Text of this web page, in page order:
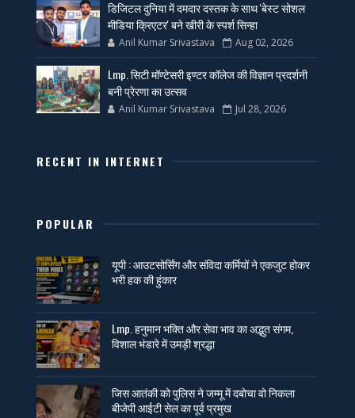
डिजिटल दुनिया में दमदार दस्तक के साथ 'बेस्ट सोशल
मीडिया क्रिएटर' बने खीरी के स्पर्श सिन्हा
Anil Kumar Srivastava Aug 02, 2026
Lmp. सिटी मॉण्टेसरी इण्टर कॉलेज की विज्ञान प्रदर्शनी
बनी प्रेरणा का उत्सव
Anil Kumar Srivastava Jul 28, 2026
RECENT IN INTERNET
POPULAR
यूपी : आउटसोर्सिंग और संविदा कर्मियों ने एकजुट होकर
भरी हक की हुंकार
Lmp. हनुमान भक्ति और सेवा भाव का अद्भुत संगम,
विशाल भंडारे में उमड़ी श्रद्धा
जिस आतंकी को पुलिस ने जम्मू में दबोचा वो निकला
बीजेपी आईटी सेल का पूर्व प्रमुख